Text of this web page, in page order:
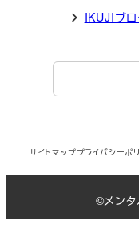
IKUJIブ
索
サイトマッププライバシーポ
©メンタ